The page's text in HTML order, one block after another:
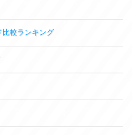
比較ランキング